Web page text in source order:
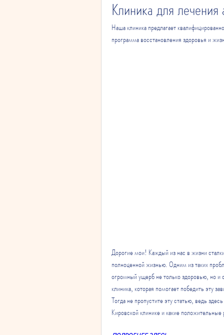
Клиника для
Наша клиника предлагает
программа восстановления здоровья и
Дорогие мои! Каждый из нас в жизни
полноценной жизнью. Одним из таких
огромный ущерб не только здоровью, но
клиника, которая помогает победить эту
Тогда не пропустите эту статью, ведь
Кировской клинике и какие